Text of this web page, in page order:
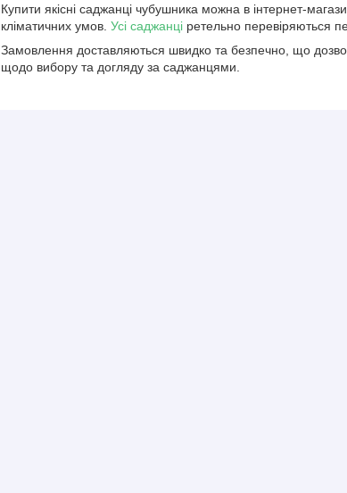
Купити якісні саджанці чубушника можна в інтернет-
кліматичних умов. Усі саджанці ретельно перевіряються
Замовлення доставляються швидко та безпечно, що
щодо вибору та догляду за саджанцями.